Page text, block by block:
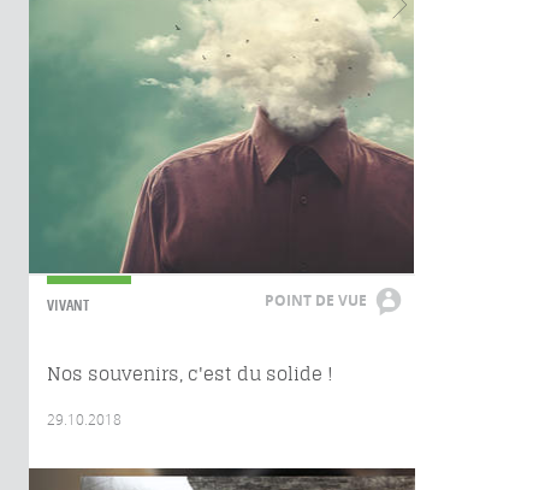
VIVANT POINT DE VUE
Nos souvenirs, c'est du solide !
29.10.2018